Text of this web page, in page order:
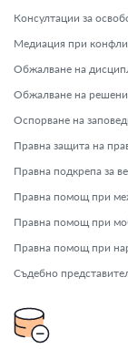
Консултации за
Медиация при
Обжалване на
Обжалване на
Оспорване на
Правна защита на
Правна подкрепа за
Правна помощ при
Правна помощ при
Правна помощ при
Съдебно